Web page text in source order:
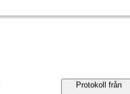
Protokoll från